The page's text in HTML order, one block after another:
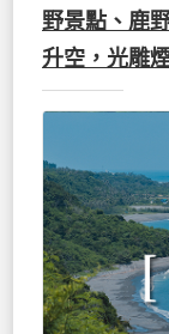
野景點、鹿
升空，光雕